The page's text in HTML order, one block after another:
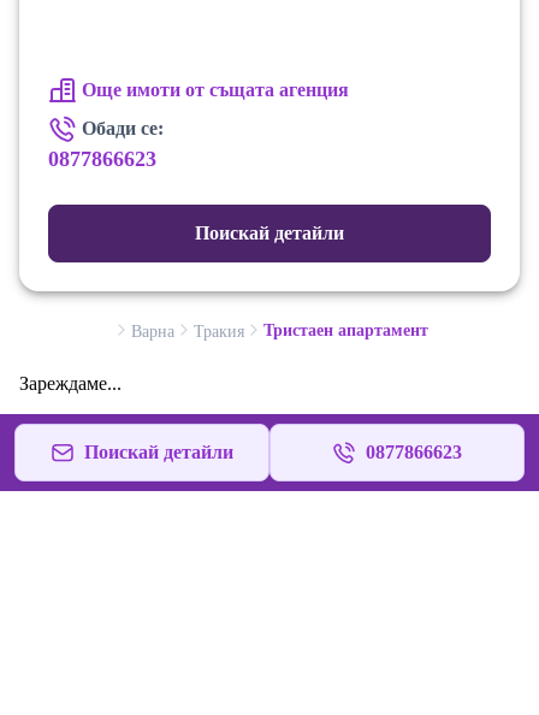
Още имоти от същата агенция
Обади се:
0877866623
Поискай детайли
Варна Тракия Тристаен апартамент
Зареждаме...
Поискай детайли 0877866623